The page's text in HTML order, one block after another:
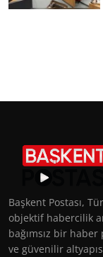
Başkent Postası,
objektif habercilik
bağımsız bir
ve güvenilir